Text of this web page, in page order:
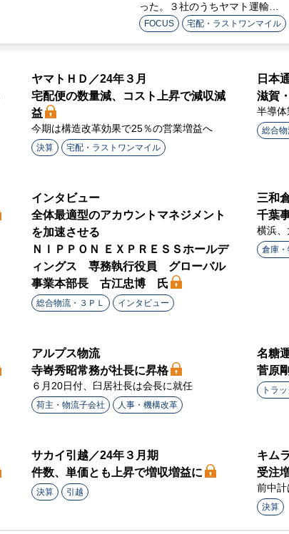
った。３社のうちヤマト運輸…
FOCUS 宅配・ラストワンマイル
ヤマトＨＤ／24年３月
宅配便の数量減、コスト上昇で減収減
益
今期は構造改革効果で25％の営業増益へ
決算 宅配・ラストワンマイル
日本
滋賀
半導
総合物
インタビュー
全体最適型のアカウントマネジメント
を加速させる
ＮＩＰＰＯＮ ＥＸＰＲＥＳＳホールデ
ィングス 専務執行役員 グローバル
事業本部長 古江忠博 氏
総合物流・３ＰＬ インタビュー
三和
千葉
横浜
倉庫
アルプス物流
寺㟢秀昭常務が社長に昇格
６月20日付、臼居社長は会長に就任
荷主・物流子会社 人事・機構改革
名糖
菅原
トラ
サカイ引越／24年３月期
件数、単価とも上昇で増収増益に
決算 引越
キム
受注
前中
決算